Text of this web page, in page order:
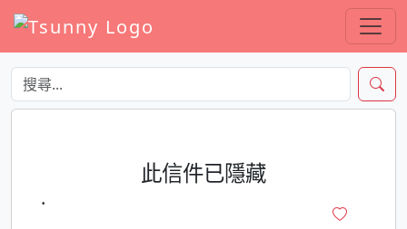
此信件已隱藏
·